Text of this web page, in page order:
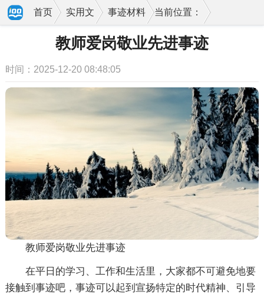
当前位置：
首页 实用文 事迹材料
教师爱岗敬业先进事迹
时间：2025-12-20 08:48:05
教师爱岗敬业先进事迹
在平日的学习、工作和生活里，大家都不可避免地要
接触到事迹吧，事迹可以起到宣扬特定的时代精神、引导